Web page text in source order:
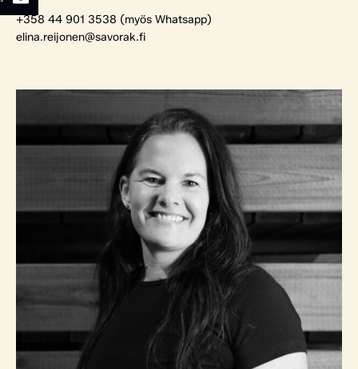
+358 44 901 3538 (myös Whatsapp)
elina.reijonen@savorak.fi